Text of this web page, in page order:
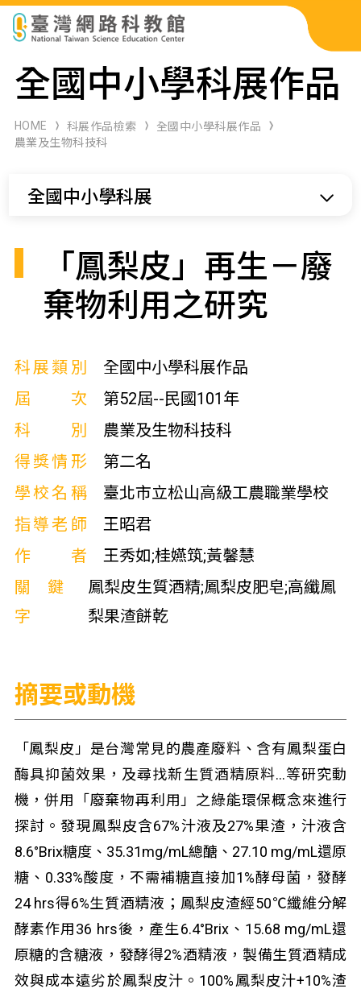
科展作品檢索
科學研習月刊
全國中小學科展作品
HOME 科展作品檢索
全國中小學科展作品
農業及生物科技科
全國中小學科展
「鳳梨皮」再生－廢
棄物利用之研究
科展類別
全國中小學科展作品
屆次
第52屆--民國101年
科別
農業及生物科技科
得獎情形
第二名
學校名稱
臺北市立松山高級工農職業學校
指導老師
王昭君
作者
王秀如;桂嬿筑;黃馨慧
關鍵
字
鳳梨皮生質酒精;鳳梨皮肥皂;高纖鳳
梨果渣餅乾
摘要或動機
「鳳梨皮」是台灣常見的農產廢料、含有鳳梨蛋白
酶具抑菌效果，及尋找新生質酒精原料…等研究動
機，併用「廢棄物再利用」之綠能環保概念來進行
探討。發現鳳梨皮含67%汁液及27%果渣，汁液含
8.6°Brix糖度、35.31mg/mL總醣、27.10 mg/mL還原
糖、0.33%酸度，不需補糖直接加1%酵母菌，發酵
24 hrs得6%生質酒精液；鳳梨皮渣經50℃纖維分解
酵素作用36 hrs後，產生6.4°Brix、15.68 mg/mL還
原糖的含糖液，發酵得2%酒精液，製備生質酒精成
效與成本遠劣於鳳梨皮汁。100%鳳梨皮汁+10%渣